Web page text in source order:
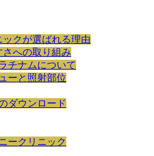
ックが選ばれる理由
への取り組み
チナムについて
ーと照射部位
ダウンロード
ークリニック